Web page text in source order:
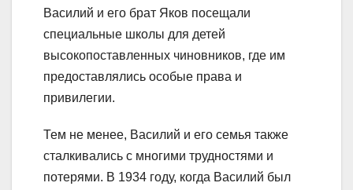
Василий и его брат Яков посещали
специальные школы для детей
высокопоставленных чиновников, где им
предоставлялись особые права и
привилегии.
Тем не менее, Василий и его семья также
сталкивались с многими трудностями и
потерями. В 1934 году, когда Василий был